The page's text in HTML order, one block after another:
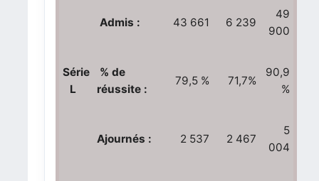
Série
L
Admis : 43 661 6 239
49
900
% de
réussite :
79,5 % 71,7%
90,9
%
Ajournés : 2 537 2 467
5
004